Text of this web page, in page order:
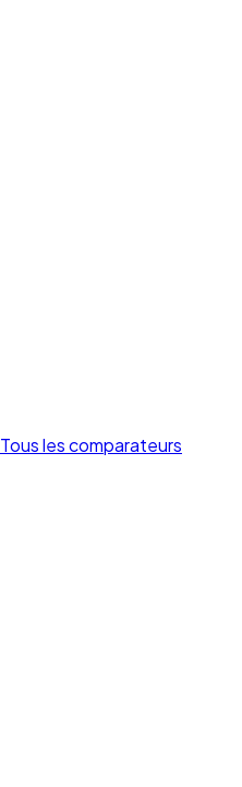
Tous les comparateurs